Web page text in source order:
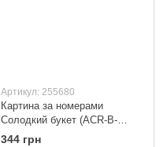
Артикул: 255680
Картина за номерами
Солодкий букет (ACR-B-
12093-AC) ArtCraft 40 х 50 см
344 грн